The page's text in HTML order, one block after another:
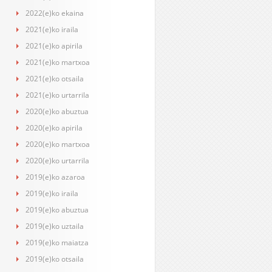
2022(e)ko ekaina
2021(e)ko iraila
2021(e)ko apirila
2021(e)ko martxoa
2021(e)ko otsaila
2021(e)ko urtarrila
2020(e)ko abuztua
2020(e)ko apirila
2020(e)ko martxoa
2020(e)ko urtarrila
2019(e)ko azaroa
2019(e)ko iraila
2019(e)ko abuztua
2019(e)ko uztaila
2019(e)ko maiatza
2019(e)ko otsaila